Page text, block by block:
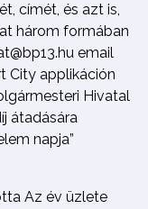
címét, és azt is,
három formában
email
City applikáción
Hivatal
átadására
napja”
Az év üzlete